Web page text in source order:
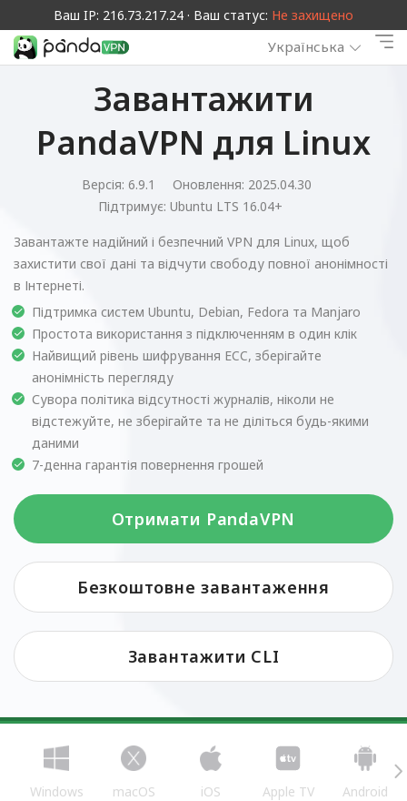
Ваш IP: 216.73.217.24 · Ваш статус: Не захищено
Українська
Завантажити
PandaVPN для Linux
Версія: 6.9.1
Оновлення: 2025.04.30
Підтримує: Ubuntu LTS 16.04+
Завантажте надійний і безпечний VPN для Linux, щоб
захистити свої дані та відчути свободу повної анонімності
в Інтернеті.
Підтримка систем Ubuntu, Debian, Fedora та Manjaro
Простота використання з підключенням в один клік
Найвищий рівень шифрування ECC, зберігайте
анонімність перегляду
Сувора політика відсутності журналів, ніколи не
відстежуйте, не зберігайте та не діліться будь-якими
даними
7-денна гарантія повернення грошей
Отримати PandaVPN
Безкоштовне завантаження
Завантажити CLI
Windows macOS iOS Apple TV Android